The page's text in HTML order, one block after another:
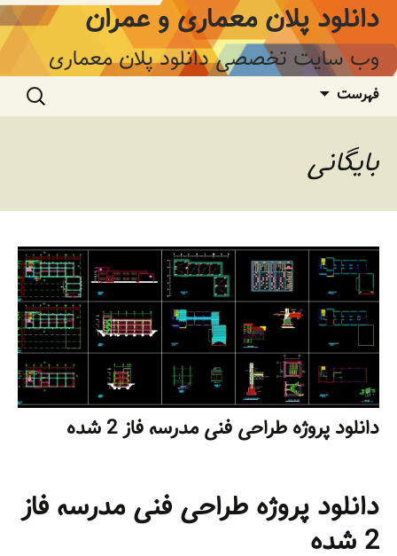
رفتن
نوشته‌ها
دانلود پلان معماری و عمران
وب سایت تخصصی دانلود پلان معماری
فهرست
جستجو
برای:
بایگانی
دانلود پروژه طراحی فنی مدرسه فاز 2 شده
دانلود پروژه طراحی فنی مدرسه فاز
2 شده